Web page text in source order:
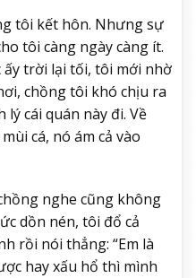
tôi kết hôn. Nhưng sự
tôi càng ngày càng ít.
ấy trời lại tối, tôi mới nhờ
chồng tôi khó chịu ra
lý cái quán này đi. Về
cá, nó ám cả vào
nghe cũng không
dồn nén, tôi đổ cả
rồi nói thẳng: “Em là
hay xấu hổ thì mình